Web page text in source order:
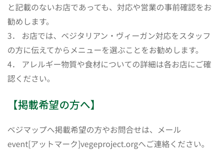
と記載のないお店であっても、対応や営業の事前確認をお
勧めします。
3． お店では、ベジタリアン・ヴィーガン対応をスタッフ
の方に伝えてからメニューを選ぶことをお勧めします。
4． アレルギー物質や食材についての詳細は各お店にご確
認ください。
【掲載希望の方へ】
ベジマップへ掲載希望の方やお問合せは、メール
event[アットマーク]vegeproject.orgへご連絡ください。